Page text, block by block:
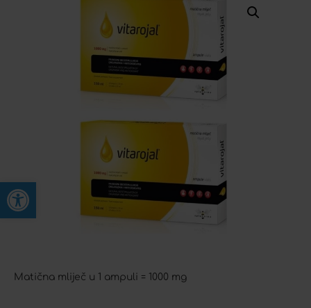
Open toolbar
Matična mliječ u 1 ampuli = 1000 mg